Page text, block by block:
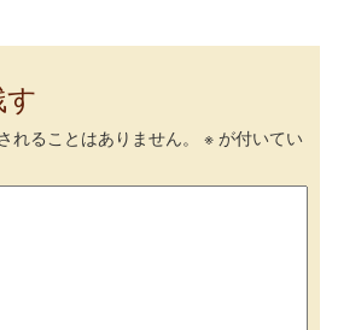
れることはありません。 ※ が付いてい